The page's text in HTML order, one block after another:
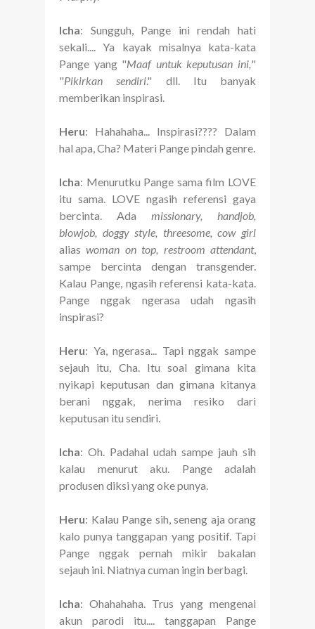
Icha: Sungguh, Pange ini rendah hati
sekali.... Ya kayak misalnya kata-kata
Pange yang "Maaf untuk keputusan ini,"
"Pikirkan sendiri." dll. Itu banyak
memberikan inspirasi.
Heru: Hahahaha... Inspirasi???? Dalam
hal apa, Cha? Materi Pange pindah genre.
Icha: Menurutku Pange sama film LOVE
itu sama. LOVE ngasih referensi gaya
bercinta. Ada missionary,
handjob,
blowjob, doggy style, threesome, cow girl
aliaswoman on top, restroom attendant,
sampe bercinta dengan transgender.
Kalau Pange, ngasih referensi kata-kata.
Pange nggak ngerasa udah ngasih
inspirasi?
Heru: Ya, ngerasa... Tapi nggak sampe
sejauh itu, Cha. Itu soal gimana kita
nyikapi keputusan dan gimana kitanya
berani nggak, nerima resiko dari
keputusan itu sendiri.
Icha: Oh. Padahal udah sampe jauh sih
kalau menurut aku. Pange adalah
produsen diksi yang oke punya.
Heru: Kalau Pange sih, seneng aja orang
kalo punya tanggapan yang positif. Tapi
Pange nggak pernah mikir bakalan
sejauh ini. Niatnya cuman ingin berbagi.
Icha: Ohahahaha. Trus yang mengenai
akun parodi itu.... tanggapan Pange